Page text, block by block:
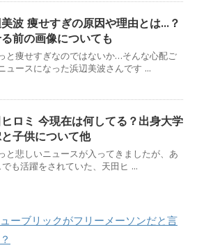
波 痩せすぎの原因や理由とは…？
前の画像についても
と痩せすぎなのではないか…そんな心配ご
ュースになった浜辺美波さんです ...
ロミ 今現在は何してる？出身大学
子供について他
と悲しいニュースが入ってきましたが、あ
も活躍をされていた、天田ヒ ...
ーブリックがフリーメーソンだと言